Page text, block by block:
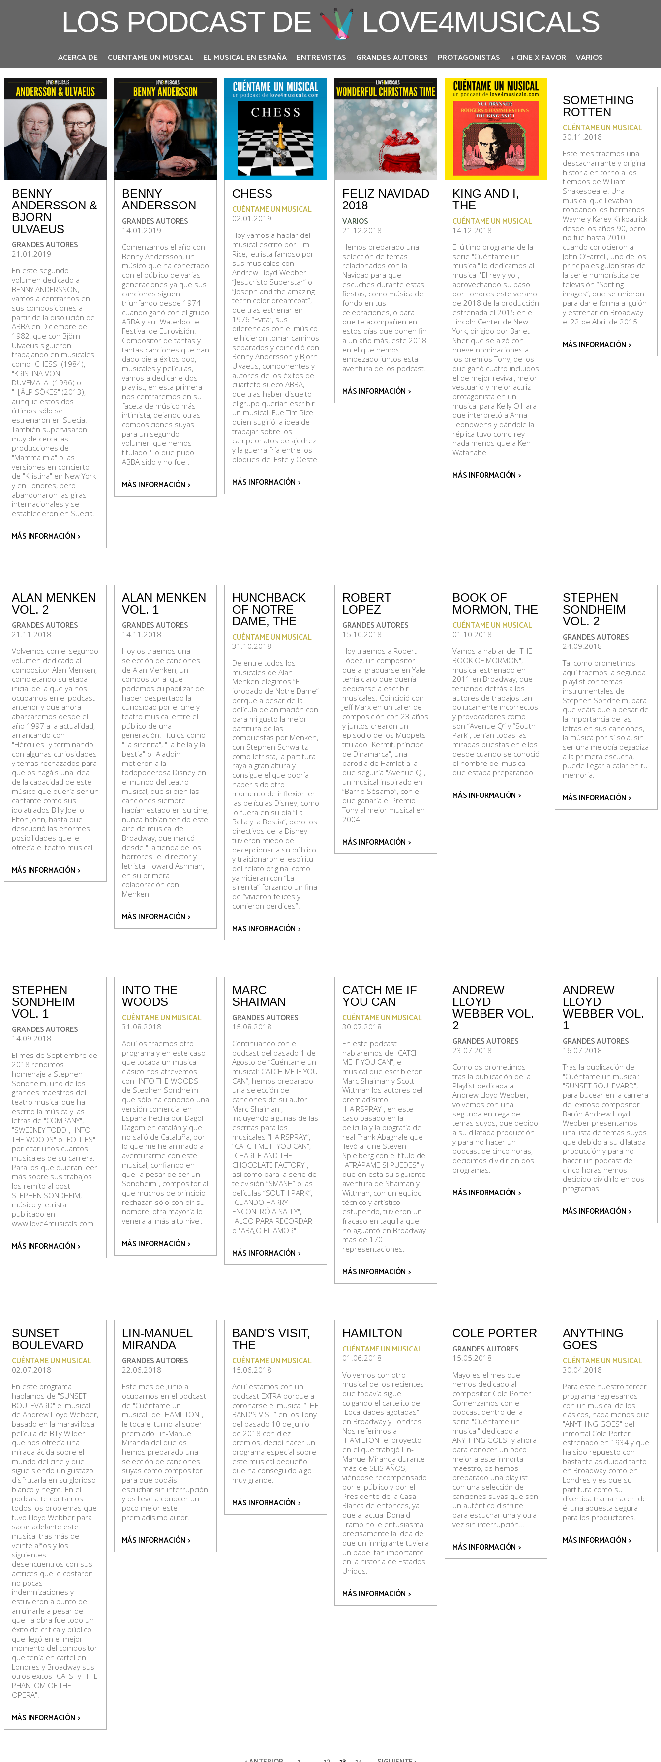
LOS PODCAST DE LOVE4MUSICALS
ACERCA DE CUÉNTAME UN MUSICAL EL MUSICAL EN ESPAÑA ENTREVISTAS GRANDES AUTORES PROTAGONISTAS + CINE X FAVOR VARIOS
BENNY
ANDERSSON &
BJORN
ULVAEUS
GRANDES AUTORES
21.01.2019
En este segundo
volumen dedicado a
BENNY ANDERSSON,
vamos a centrarnos en
sus composiciones a
partir de la disolución de
ABBA en Diciembre de
1982, que con Björn
Ulvaeus siguieron
trabajando en musicales
como "CHESS" (1984),
"KRISTINA VON
DUVEMALA" (1996) o
"HJÄLP SÖKES" (2013),
aunque estos dos
últimos sólo se
estrenaron en Suecia.
También supervisaron
muy de cerca las
producciones de
"Mamma mia" o las
versiones en concierto
de "Kristina" en New York
y en Londres, pero
abandonaron las giras
internacionales y se
establecieron en Suecia.
MÁS INFORMACIÓN >
BENNY
ANDERSSON
GRANDES AUTORES
14.01.2019
Comenzamos el año con
Benny Andersson, un
músico que ha conectado
con el público de varias
generaciones ya que sus
canciones siguen
triunfando desde 1974
cuando ganó con el grupo
ABBA y su "Waterloo" el
Festival de Eurovisión.
Compositor de tantas y
tantas canciones que han
dado pie a éxitos pop,
musicales y películas,
vamos a dedicarle dos
playlist, en esta primera
nos centraremos en su
faceta de músico más
intimista, dejando otras
composiciones suyas
para un segundo
volumen que hemos
titulado "Lo que pudo
ABBA sido y no fue".
MÁS INFORMACIÓN >
CHESS
CUÉNTAME UN MUSICAL
02.01.2019
Hoy vamos a hablar del
musical escrito por Tim
Rice, letrista famoso por
sus musicales con
Andrew Lloyd Webber
“Jesucristo Superstar” o
“Joseph and the amazing
technicolor dreamcoat”,
que tras estrenar en
1976 “Evita”, sus
diferencias con el músico
le hicieron tomar caminos
separados y coincidió con
Benny Andersson y Björn
Ulvaeus, componentes y
autores de los éxitos del
cuarteto sueco ABBA,
que tras haber disuelto
el grupo querían escribir
un musical. Fue Tim Rice
quien sugirió la idea de
trabajar sobre los
campeonatos de ajedrez
y la guerra fría entre los
bloques del Este y Oeste.
MÁS INFORMACIÓN >
FELIZ NAVIDAD
2018
VARIOS
21.12.2018
Hemos preparado una
selección de temas
relacionados con la
Navidad para que
escuches durante estas
fiestas, como música de
fondo en tus
celebraciones, o para
que te acompañen en
estos días que ponen fin
a un año más, este 2018
en el que hemos
empezado juntos esta
aventura de los podcast.
MÁS INFORMACIÓN >
KING AND I,
THE
CUÉNTAME UN MUSICAL
14.12.2018
El último programa de la
serie "Cuéntame un
musical" lo dedicamos al
musical "El rey y yo",
aprovechando su paso
por Londres este verano
de 2018 de la producción
estrenada el 2015 en el
Lincoln Center de New
York, dirigido por Barlet
Sher que se alzó con
nueve nominaciones a
los premios Tony, de los
que ganó cuatro incluidos
el de mejor revival, mejor
vestuario y mejor actriz
protagonista en un
musical para Kelly O'Hara
que interpretó a Anna
Leonowens y dándole la
réplica tuvo como rey
nada menos que a Ken
Watanabe.
MÁS INFORMACIÓN >
SOMETHING
ROTTEN
CUÉNTAME UN MUSICAL
30.11.2018
Este mes traemos una
descacharrante y original
historia en torno a los
tiempos de William
Shakespeare. Una
musical que llevaban
rondando los hermanos
Wayne y Karey Kirkpatrick
desde los años 90, pero
no fue hasta 2010
cuando conocieron a
John O’Farrell, uno de los
principales guionistas de
la serie humorística de
televisión “Spitting
images”, que se unieron
para darle forma al guión
y estrenar en Broadway
el 22 de Abril de 2015.
MÁS INFORMACIÓN >
ALAN MENKEN
VOL. 2
GRANDES AUTORES
21.11.2018
Volvemos con el segundo
volumen dedicado al
compositor Alan Menken,
completando su etapa
inicial de la que ya nos
ocupamos en el podcast
anterior y que ahora
abarcaremos desde el
año 1997 a la actualidad,
arrancando con
"Hércules" y terminando
con algunas curiosidades
y temas rechazados para
que os hagáis una idea
de la capacidad de este
músico que quería ser un
cantante como sus
idolatrados Billy Joel o
Elton John, hasta que
descubrió las enormes
posibilidades que le
ofrecía el teatro musical.
MÁS INFORMACIÓN >
ALAN MENKEN
VOL. 1
GRANDES AUTORES
14.11.2018
Hoy os traemos una
selección de canciones
de Alan Menken, un
compositor al que
podemos culpabilizar de
haber despertado la
curiosidad por el cine y
teatro musical entre el
público de una
generación. Títulos como
"La sirenita", "La bella y la
bestia" o "Aladdin"
metieron a la
todopoderosa Disney en
el mundo del teatro
musical, que si bien las
canciones siempre
habían estado en su cine,
nunca habían tenido este
aire de musical de
Broadway, que marcó
desde "La tienda de los
horrores" el director y
letrista Howard Ashman,
en su primera
colaboración con
Menken.
MÁS INFORMACIÓN >
HUNCHBACK
OF NOTRE
DAME, THE
CUÉNTAME UN MUSICAL
31.10.2018
De entre todos los
musicales de Alan
Menken elegimos “El
jorobado de Notre Dame”
porque a pesar de la
película de animación con
para mi gusto la mejor
partitura de las
compuestas por Menken,
con Stephen Schwartz
como letrista, la partitura
raya a gran altura y
consigue el que podría
haber sido otro
momento de inflexión en
las películas Disney, como
lo fuera en su día “La
Bella y la Bestia”, pero los
directivos de la Disney
tuvieron miedo de
decepcionar a su público
y traicionaron el espíritu
del relato original como
ya hicieran con “La
sirenita” forzando un final
de “vivieron felices y
comieron perdices”.
MÁS INFORMACIÓN >
ROBERT
LOPEZ
GRANDES AUTORES
15.10.2018
Hoy traemos a Robert
López, un compositor
que al graduarse en Yale
tenía claro que quería
dedicarse a escribir
musicales. Coincidió con
Jeff Marx en un taller de
composición con 23 años
y juntos crearon un
episodio de los Muppets
titulado "Kermit, príncipe
de Dinamarca", una
parodia de Hamlet a la
que seguiría "Avenue Q",
un musical inspirado en
“Barrio Sésamo”, con el
que ganaría el Premio
Tony al mejor musical en
2004.
MÁS INFORMACIÓN >
BOOK OF
MORMON, THE
CUÉNTAME UN MUSICAL
01.10.2018
Vamos a hablar de "THE
BOOK OF MORMON",
musical estrenado en
2011 en Broadway, que
teniendo detrás a los
autores de trabajos tan
políticamente incorrectos
y provocadores como
son “Avenue Q” y “South
Park”, tenían todas las
miradas puestas en ellos
desde cuando se conoció
el nombre del musical
que estaba preparando.
MÁS INFORMACIÓN >
STEPHEN
SONDHEIM
VOL. 2
GRANDES AUTORES
24.09.2018
Tal como prometimos
aquí traemos la segunda
playlist con temas
instrumentales de
Stephen Sondheim, para
que veáis que a pesar de
la importancia de las
letras en sus canciones,
la música por sí sola, sin
ser una melodía pegadiza
a la primera escucha,
puede llegar a calar en tu
memoria.
MÁS INFORMACIÓN >
STEPHEN
SONDHEIM
VOL. 1
GRANDES AUTORES
14.09.2018
El mes de Septiembre de
2018 rendimos
homenaje a Stephen
Sondheim, uno de los
grandes maestros del
teatro musical que ha
escrito la música y las
letras de "COMPANY",
"SWEENEY TODD", "INTO
THE WOODS" o "FOLLIES"
por citar unos cuantos
musicales de su carrera.
Para los que quieran leer
más sobre sus trabajos
los remito al post
STEPHEN SONDHEIM,
músico y letrista
publicado en
www.love4musicals.com
MÁS INFORMACIÓN >
INTO THE
WOODS
CUÉNTAME UN MUSICAL
31.08.2018
Aquí os traemos otro
programa y en este caso
que tocaba un musical
clásico nos atrevemos
con "INTO THE WOODS"
de Stephen Sondheim
que sólo ha conocido una
versión comercial en
España hecha por Dagoll
Dagom en catalán y que
no salió de Cataluña, por
lo que me he animado a
aventurarme con este
musical, confiando en
que "a pesar de ser un
Sondheim", compositor al
que muchos de principio
rechazan sólo con oír su
nombre, otra mayoría lo
venera al más alto nivel.
MÁS INFORMACIÓN >
MARC
SHAIMAN
GRANDES AUTORES
15.08.2018
Continuando con el
podcast del pasado 1 de
Agosto de “Cuéntame un
musical: CATCH ME IF YOU
CAN“, hemos preparado
una selección de
canciones de su autor
Marc Shaiman ,
incluyendo algunas de las
escritas para los
musicales “HAIRSPRAY“,
“CATCH ME IF YOU CAN",
"CHARLIE AND THE
CHOCOLATE FACTORY",
así como para la serie de
televisión “SMASH” o las
películas “SOUTH PARK”,
"CUANDO HARRY
ENCONTRÓ A SALLY",
"ALGO PARA RECORDAR"
o "ABAJO EL AMOR".
MÁS INFORMACIÓN >
CATCH ME IF
YOU CAN
CUÉNTAME UN MUSICAL
30.07.2018
En este podcast
hablaremos de "CATCH
ME IF YOU CAN", el
musical que escribieron
Marc Shaiman y Scott
Wittman los autores del
premiadísimo
"HAIRSPRAY", en este
caso basado en la
película y la biografía del
real Frank Abagnale que
llevó al cine Steven
Spielberg con el título de
"ATRÁPAME SI PUEDES" y
que en esta su siguiente
aventura de Shaiman y
Wittman, con un equipo
técnico y artístico
estupendo, tuvieron un
fracaso en taquilla que
no aguantó en Broadway
mas de 170
representaciones.
MÁS INFORMACIÓN >
ANDREW
LLOYD
WEBBER VOL.
2
GRANDES AUTORES
23.07.2018
Como os prometimos
tras la publicación de la
Playlist dedicada a
Andrew Lloyd Webber,
volvemos con una
segunda entrega de
temas suyos, que debido
a su dilatada producción
y para no hacer un
podcast de cinco horas,
decidimos dividir en dos
programas.
MÁS INFORMACIÓN >
ANDREW
LLOYD
WEBBER VOL.
1
GRANDES AUTORES
16.07.2018
Tras la publicación de
"Cuéntame un musical:
"SUNSET BOULEVARD",
para bucear en la carrera
del exitoso compositor
Barón Andrew Lloyd
Webber presentamos
una lista de temas suyos
que debido a su dilatada
producción y para no
hacer un podcast de
cinco horas hemos
decidido dividirlo en dos
programas.
MÁS INFORMACIÓN >
SUNSET
BOULEVARD
CUÉNTAME UN MUSICAL
02.07.2018
En este programa
hablamos de "SUNSET
BOULEVARD" el musical
de Andrew Lloyd Webber,
basado en la maravillosa
película de Billy Wilder
que nos ofrecía una
mirada ácida sobre el
mundo del cine y que
sigue siendo un gustazo
disfrutarla en su glorioso
blanco y negro. En el
podcast te contamos
todos los problemas que
tuvo Lloyd Webber para
sacar adelante este
musical tras más de
veinte años y los
siguientes
desencuentros con sus
actrices que le costaron
no pocas
indemnizaciones y
estuvieron a punto de
arruinarle a pesar de
que la obra fue todo un
éxito de critica y público
que llegó en el mejor
momento del compositor
que tenía en cartel en
Londres y Broadway sus
otros éxitos "CATS" y "THE
PHANTOM OF THE
OPERA".
MÁS INFORMACIÓN >
LIN-MANUEL
MIRANDA
GRANDES AUTORES
22.06.2018
Este mes de Junio al
ocuparnos en el podcast
de "Cuéntame un
musical" de "HAMILTON",
le toca el turno al super-
premiado Lin-Manuel
Miranda del que os
hemos preparado una
selección de canciones
suyas como compositor
para que podáis
escuchar sin interrupción
y os lleve a conocer un
poco mejor este
premiadísimo autor.
MÁS INFORMACIÓN >
BAND'S VISIT,
THE
CUÉNTAME UN MUSICAL
15.06.2018
Aquí estamos con un
podcast EXTRA porque al
coronarse el musical “THE
BAND'S VISIT” en los Tony
del pasado 10 de Junio
de 2018 con diez
premios, decidí hacer un
programa especial sobre
este musical pequeño
que ha conseguido algo
muy grande.
MÁS INFORMACIÓN >
HAMILTON
CUÉNTAME UN MUSICAL
01.06.2018
Volvemos con otro
musical de los recientes
que todavía sigue
colgando el cartelito de
"Localidades agotadas"
en Broadway y Londres.
Nos referimos a
"HAMILTON" el proyecto
en el que trabajó Lin-
Manuel Miranda durante
más de SEIS AÑOS,
viéndose recompensado
por el público y por el
Presidente de la Casa
Blanca de entonces, ya
que al actual Donald
Tramp no le entusiasma
precisamente la idea de
que un inmigrante tuviera
un papel tan importante
en la historia de Estados
Unidos.
MÁS INFORMACIÓN >
COLE PORTER
GRANDES AUTORES
15.05.2018
Mayo es el mes que
hemos dedicado al
compositor Cole Porter.
Comenzamos con el
podcast dentro de la
serie "Cuéntame un
musical" dedicado a
ANYTHING GOES" y ahora
para conocer un poco
mejor a este inmortal
maestro, os hemos
preparado una playlist
con una selección de
canciones suyas que son
un auténtico disfrute
para escuchar una y otra
vez sin interrupción...
MÁS INFORMACIÓN >
ANYTHING
GOES
CUÉNTAME UN MUSICAL
30.04.2018
Para este nuestro tercer
programa regresamos
con un musical de los
clásicos, nada menos que
"ANYTHING GOES" del
inmortal Cole Porter
estrenado en 1934 y que
ha sido repuesto con
bastante asiduidad tanto
en Broadway como en
Londres y es que su
partitura como su
divertida trama hacen de
él una apuesta segura
para los productores.
MÁS INFORMACIÓN >